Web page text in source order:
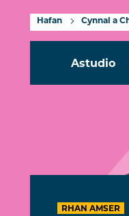
Hafan
Astudio
RHAN AMSER